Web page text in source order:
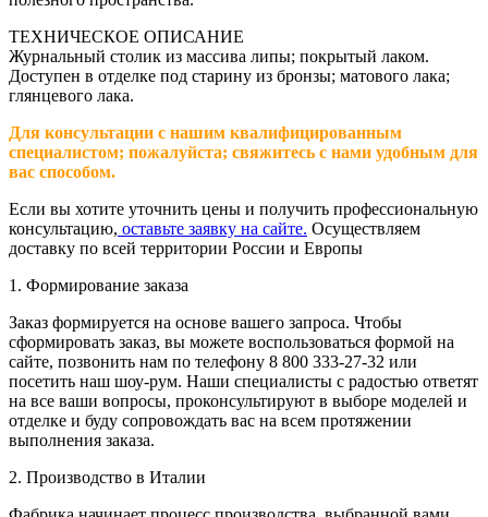
ТЕХНИЧЕСКОЕ ОПИСАНИЕ
Журнальный столик из массива липы; покрытый лаком.
Доступен в отделке под старину из бронзы; матового лака;
глянцевого лака.
Для консультации с нашим квалифицированным
специалистом; пожалуйста; свяжитесь с нами удобным для
вас способом.
Если вы хотите уточнить цены и получить профессиональную
консультацию, оставьте заявку на сайте. Осуществляем
доставку по всей территории России и Европы
1. Формирование заказа
Заказ формируется на основе вашего запроса. Чтобы
сформировать заказ, вы можете воспользоваться формой на
сайте, позвонить нам по телефону 8 800 333-27-32 или
посетить наш шоу-рум. Наши специалисты с радостью ответят
на все ваши вопросы, проконсультируют в выборе моделей и
отделке и буду сопровождать вас на всем протяжении
выполнения заказа.
2. Производство в Италии